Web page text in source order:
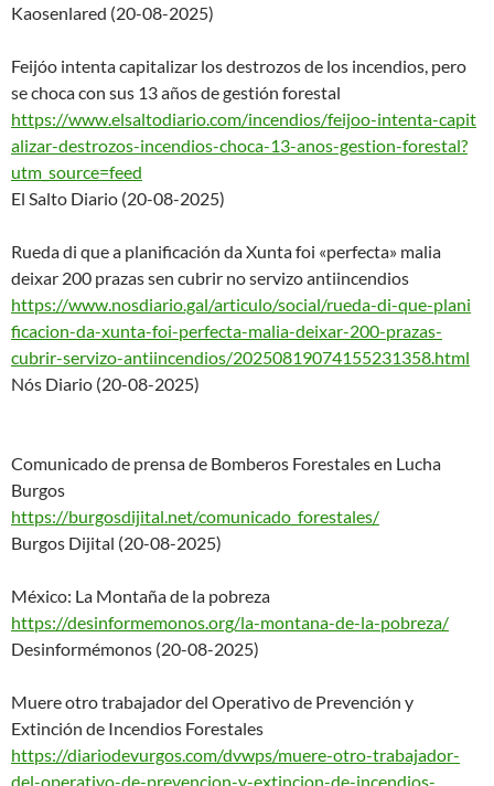
Kaosenlared (20-08-2025)
Feijóo intenta capitalizar los destrozos de los incendios, pero
se choca con sus 13 años de gestión forestal
https://www.elsaltodiario.com/incendios/feijoo-intenta-capit
alizar-destrozos-incendios-choca-13-anos-gestion-forestal?
utm_source=feed
El Salto Diario (20-08-2025)
Rueda di que a planificación da Xunta foi «perfecta» malia
deixar 200 prazas sen cubrir no servizo antiincendios
https://www.nosdiario.gal/articulo/social/rueda-di-que-plani
ficacion-da-xunta-foi-perfecta-malia-deixar-200-prazas-
cubrir-servizo-antiincendios/20250819074155231358.html
Nós Diario (20-08-2025)
Comunicado de prensa de Bomberos Forestales en Lucha
Burgos
https://burgosdijital.net/comunicado_forestales/
Burgos Dijital (20-08-2025)
México: La Montaña de la pobreza
https://desinformemonos.org/la-montana-de-la-pobreza/
Desinformémonos (20-08-2025)
Muere otro trabajador del Operativo de Prevención y
Extinción de Incendios Forestales
https://diariodevurgos.com/dvwps/muere-otro-trabajador-
del-operativo-de-prevencion-y-extincion-de-incendios-